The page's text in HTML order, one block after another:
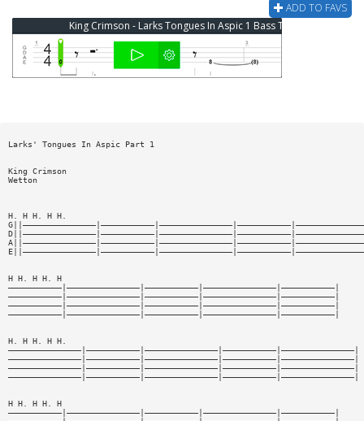
ADD TO FAVS
King Crimson - Larks Tongues In Aspic 1 Bass Tab
Larks' Tongues In Aspic Part 1
King Crimson
Wetton
H. H H. H H.
H H. H H. H
———————————|———————————————|———————————|———————————————|———————————|
———————————|———————————————|———————————|———————————————|———————————|
———————————|———————————————|———————————|———————————————|———————————|
———————————|———————————————|———————————|———————————————|———————————|
H. H H. H H.
———————————————|———————————|———————————————|———————————|———————————————|
———————————————|———————————|———————————————|———————————|———————————————|
———————————————|———————————|———————————————|———————————|———————————————|
———————————————|———————————|———————————————|———————————|———————————————|
H H. H H. H
———————————|———————————————|———————————|———————————————|———————————|